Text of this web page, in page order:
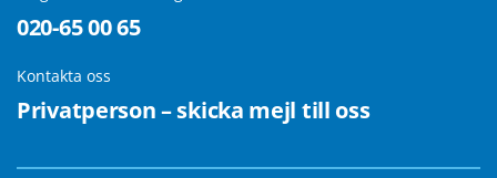
020-65 00 65
Kontakta oss
Privatperson – skicka mejl till oss